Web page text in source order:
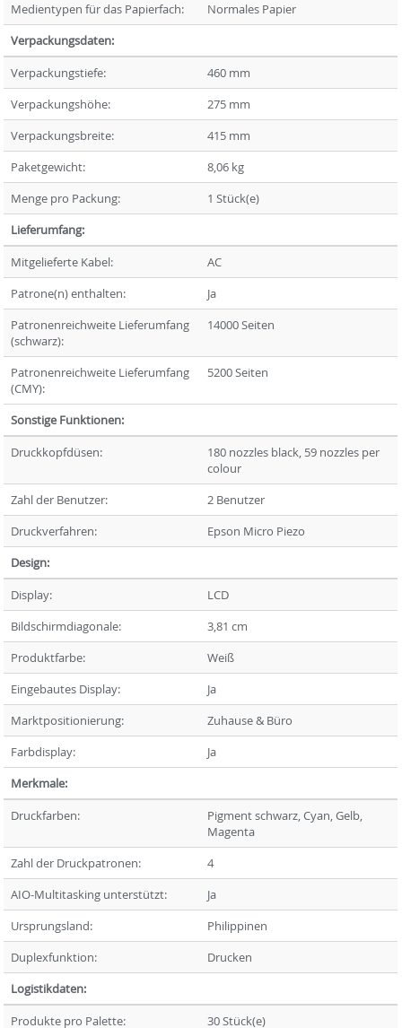
Medientypen für das Papierfach:
Normales Papier
Verpackungsdaten:
Verpackungstiefe:
460 mm
Verpackungshöhe:
275 mm
Verpackungsbreite:
415 mm
Paketgewicht:
8,06 kg
Menge pro Packung:
1 Stück(e)
Lieferumfang:
Mitgelieferte Kabel:
AC
Patrone(n) enthalten:
Ja
Patronenreichweite Lieferumfang
(schwarz):
14000 Seiten
Patronenreichweite Lieferumfang
(CMY):
5200 Seiten
Sonstige Funktionen:
Druckkopfdüsen:
180 nozzles black, 59 nozzles per
colour
Zahl der Benutzer:
2 Benutzer
Druckverfahren:
Epson Micro Piezo
Design:
Display:
LCD
Bildschirmdiagonale:
3,81 cm
Produktfarbe:
Weiß
Eingebautes Display:
Ja
Marktpositionierung:
Zuhause & Büro
Farbdisplay:
Ja
Merkmale:
Druckfarben:
Pigment schwarz, Cyan, Gelb,
Magenta
Zahl der Druckpatronen:
4
AIO-Multitasking unterstützt:
Ja
Ursprungsland:
Philippinen
Duplexfunktion:
Drucken
Logistikdaten:
Produkte pro Palette:
30 Stück(e)